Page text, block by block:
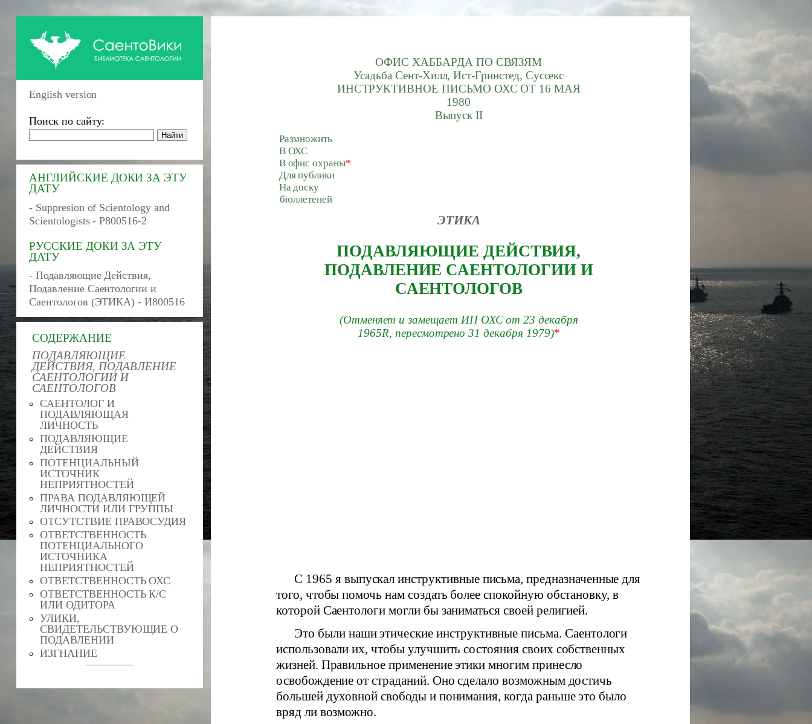
English version
Поиск по сайту:
АНГЛИЙСКИЕ ДОКИ ЗА ЭТУ
ДАТУ
- Suppresion of Scientology and
Scientologists - P800516-2
РУССКИЕ ДОКИ ЗА ЭТУ
ДАТУ
- Подавляющие Действия,
Подавление Саентологии и
Саентологов (ЭТИКА) - И800516
СОДЕРЖАНИЕ
ПОДАВЛЯЮЩИЕ
ДЕЙСТВИЯ, ПОДАВЛЕНИЕ
САЕНТОЛОГИИ И
САЕНТОЛОГОВ
САЕНТОЛОГ И
ПОДАВЛЯЮЩАЯ
ЛИЧНОСТЬ
ПОДАВЛЯЮЩИЕ
ДЕЙСТВИЯ
ПОТЕНЦИАЛЬНЫЙ
ИСТОЧНИК
НЕПРИЯТНОСТЕЙ
ПРАВА ПОДАВЛЯЮЩЕЙ
ЛИЧНОСТИ ИЛИ ГРУППЫ
ОТСУТСТВИЕ ПРАВОСУДИЯ
ОТВЕТСТВЕННОСТЬ
ПОТЕНЦИАЛЬНОГО
ИСТОЧНИКА
НЕПРИЯТНОСТЕЙ
ОТВЕТСТВЕННОСТЬ ОХС
ОТВЕТСТВЕННОСТЬ К/С
ИЛИ ОДИТОРА
УЛИКИ,
СВИДЕТЕЛЬСТВУЮЩИЕ О
ПОДАВЛЕНИИ
ИЗГНАНИЕ
ОФИС ХАББАРДА ПО СВЯЗЯМ
Усадьба Сент-Хилл, Ист-Гринстед, Суссекс
ИНСТРУКТИВНОЕ ПИСЬМО ОХС ОТ 16 МАЯ
1980
Выпуск II
Размножить
В ОХС
В офис охраны*
Для публики
На доску
бюллетеней
ЭТИКА
ПОДАВЛЯЮЩИЕ ДЕЙСТВИЯ,
ПОДАВЛЕНИЕ САЕНТОЛОГИИ И
САЕНТОЛОГОВ
(Отменяет и замещает ИП ОХС от 23 декабря
1965R, пересмотрено 31 декабря 1979)*
С 1965 я выпускал инструктивные письма, предназначенные для
того, чтобы помочь нам создать более спокойную обстановку, в
которой Саентологи могли бы заниматься своей религией.
Это были наши этические инструктивные письма. Саентологи
использовали их, чтобы улучшить состояния своих собственных
жизней. Правильное применение этики многим принесло
освобождение от страданий. Оно сделало возможным достичь
большей духовной свободы и понимания, когда раньше это было
вряд ли возможно.